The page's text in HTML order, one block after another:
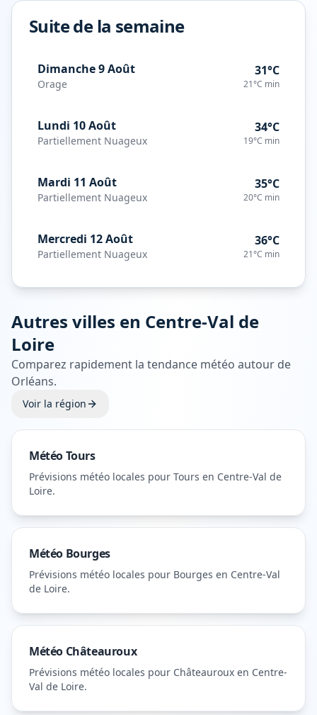
Suite de la semaine
Dimanche 9 Août
Orage
31°C
21°C min
Lundi 10 Août
Partiellement Nuageux
34°C
19°C min
Mardi 11 Août
Partiellement Nuageux
35°C
20°C min
Mercredi 12 Août
Partiellement Nuageux
36°C
21°C min
Autres villes en Centre-Val de
Loire
Comparez rapidement la tendance météo autour de
Orléans.
Voir la région
MétéoTours
Prévisions météo locales pour Tours en Centre-Val de
Loire.
Météo Bourges
Prévisions météo locales pour Bourges en Centre-Val
de Loire.
Météo Châteauroux
Prévisions météo locales pour Châteauroux en Centre-
Val de Loire.